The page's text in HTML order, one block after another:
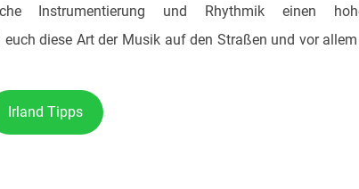
Instrumentierung und Rhythmik einen
diese Art der Musik auf den Straßen und vor
Irland Tipps